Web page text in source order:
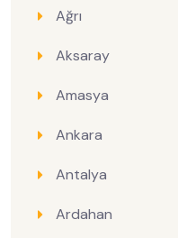
Ağrı
Aksaray
Amasya
Ankara
Antalya
Ardahan